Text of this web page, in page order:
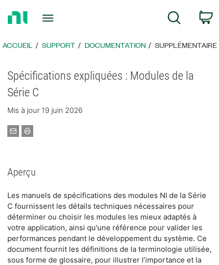
page
ACCUEIL SUPPORT DOCUMENTATION SUPPLÉMENTAIRE
Spécifications expliquées : Modules de la
Série C
Mis à jour 19 juin 2026
Aperçu
Les manuels de spécifications des modules NI de la Série
C fournissent les détails techniques nécessaires pour
déterminer ou choisir les modules les mieux adaptés à
votre application, ainsi qu'une référence pour valider les
performances pendant le développement du système. Ce
document fournit les définitions de la terminologie utilisée,
sous forme de glossaire, pour illustrer l’importance et la